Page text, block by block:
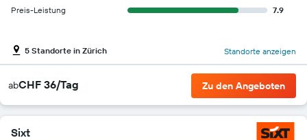
Preis-Leistung
7.9
5 Standorte in Zürich Standorte anzeigen
abCHF 36/Tag Zu den Angeboten
Sixt